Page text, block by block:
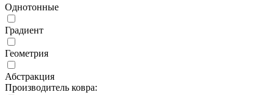
Однотонные
Градиент
Геометрия
Абстракция
Производитель ковра: